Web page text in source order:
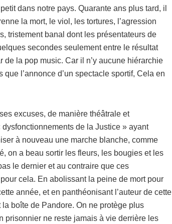
dans notre pays. Quarante ans plus tard, il
la mort, le viol, les tortures, l’agression
tristement banal dont les présentateurs de
secondes seulement entre le résultat
de la pop music. Car il n’y aucune hiérarchie
l’annonce d’un spectacle sportif, Cela en
excuses, de manière théâtrale et
de la Justice » ayant
à nouveau une marche blanche, comme
on a beau sortir les fleurs, les bougies et les
le dernier et au contraire que ces
cela. En abolissant la peine de mort pour
année, et en panthéonisant l’auteur de cette
boîte de Pandore. On ne protège plus
prisonnier ne reste jamais à vie derrière les